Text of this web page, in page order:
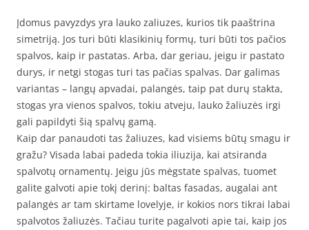
Įdomus pavyzdys yra lauko zaliuzes, kurios tik paaštrina
simetriją. Jos turi būti klasikinių formų, turi būti tos pačios
spalvos, kaip ir pastatas. Arba, dar geriau, jeigu ir pastato
durys, ir netgi stogas turi tas pačias spalvas. Dar galimas
variantas – langų apvadai, palangės, taip pat durų stakta,
stogas yra vienos spalvos, tokiu atveju, lauko žaliuzės irgi
gali papildyti šią spalvų gamą.
Kaip dar panaudoti tas žaliuzes, kad visiems būtų smagu ir
gražu? Visada labai padeda tokia iliuzija, kai atsiranda
spalvotų ornamentų. Jeigu jūs mėgstate spalvas, tuomet
galite galvoti apie tokį derinį: baltas fasadas, augalai ant
palangės ar tam skirtame lovelyje, ir kokios nors tikrai labai
spalvotos žaliuzės. Tačiau turite pagalvoti apie tai, kaip jos